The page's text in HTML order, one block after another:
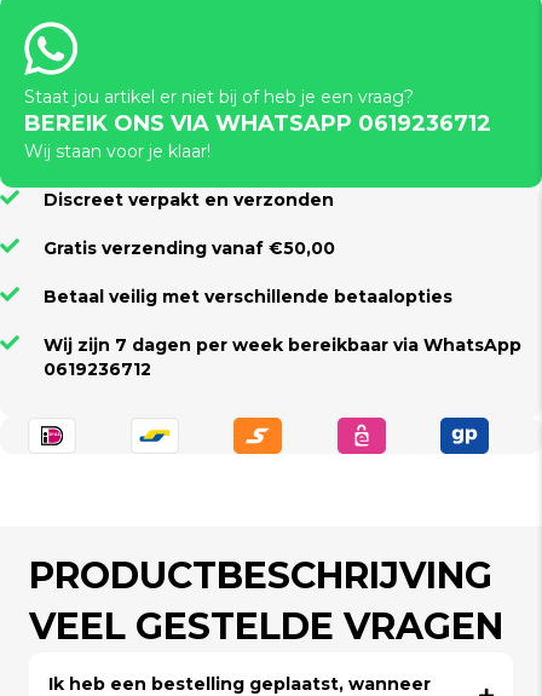
Staat jou artikel er niet bij of heb je een vraag?
BEREIK ONS VIA WHATSAPP 0619236712
Wij staan voor je klaar!
Discreet verpakt en verzonden
Gratis verzending vanaf €50,00
Betaal veilig met verschillende betaalopties
Wij zijn 7 dagen per week bereikbaar via WhatsApp
0619236712
PRODUCTBESCHRIJVING
VEEL GESTELDE VRAGEN
Ik heb een bestelling geplaatst, wanneer